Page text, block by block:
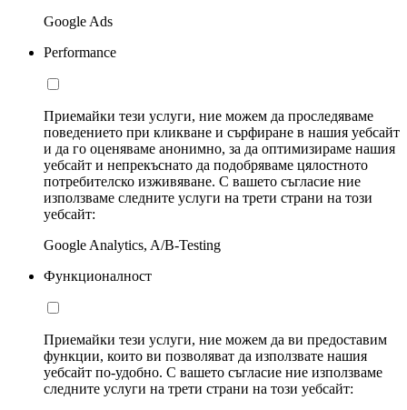
Google Ads
Performance
Приемайки тези услуги, ние можем да проследяваме
поведението при кликване и сърфиране в нашия уебсайт
и да го оценяваме анонимно, за да оптимизираме нашия
уебсайт и непрекъснато да подобряваме цялостното
потребителско изживяване. С вашето съгласие ние
използваме следните услуги на трети страни на този
уебсайт:
Google Analytics, A/B-Testing
Функционалност
Приемайки тези услуги, ние можем да ви предоставим
функции, които ви позволяват да използвате нашия
уебсайт по-удобно. С вашето съгласие ние използваме
следните услуги на трети страни на този уебсайт: